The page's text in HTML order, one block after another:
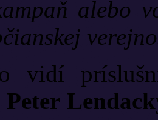
alebo
vidí
Peter